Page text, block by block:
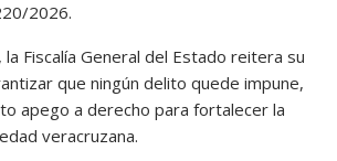
2026.
la Fiscalía General del Estado reitera su
que ningún delito quede impune,
apego a derecho para fortalecer la
veracruzana.